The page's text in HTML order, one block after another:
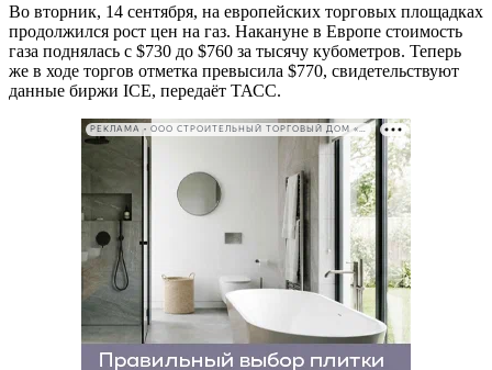
Во вторник, 14 сентября, на европейских торговых площадках
продолжился рост цен на газ. Накануне в Европе стоимость
газа поднялась с $730 до $760 за тысячу кубометров. Теперь
же в ходе торгов отметка превысила $770, свидетельствуют
данные биржи ICE, передаёт ТАСС.
РЕКЛАМА • ООО СТРОИТЕЛЬНЫЙ ТОРГОВЫЙ ДОМ «ПЕТРОВИЧ». ИНН: 7802348846